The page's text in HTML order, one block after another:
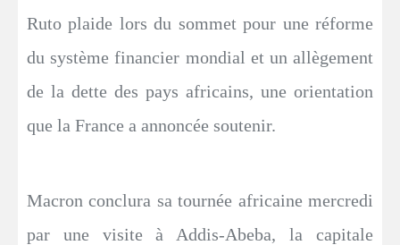
Ruto plaide lors du sommet pour une réforme
du système financier mondial et un allègement
de la dette des pays africains, une orientation
que la France a annoncée soutenir.
Macron conclura sa tournée africaine mercredi
par une visite à Addis-Abeba, la capitale